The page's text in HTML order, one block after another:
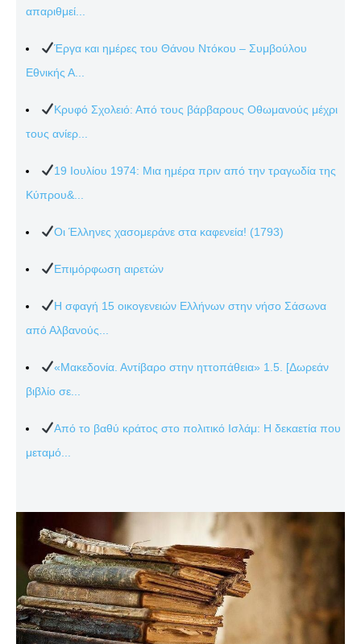
απαριθμεί...
Έργα και ημέρες του Θάνου Ντόκου – Συμβούλου
Εθνικής Α...
Κρυφό Σχολειό: Από τους βάρβαρους Οθωμανούς μέχρι
τους ανίερ...
19 Ιουλίου 1974: Μια ημέρα πριν από την τραγωδία της
Κύπρου&...
Οι Έλληνες χασομεράνε στα καφενεία! (1793)
Επιμόρφωση αιρετών
Η σφαγή 15 οικογενειών Ελλήνων στην νήσο Σάσωνα
από Αλβανούς...
«Μακεδονία. Αντίβαρο στην ηττοπάθεια» 1.5. [Δωρεάν
βιβλίο σε...
Από το βαθύ κράτος στο πολιτικό Ισλάμ: Η δεκαετία που
μεταμό...